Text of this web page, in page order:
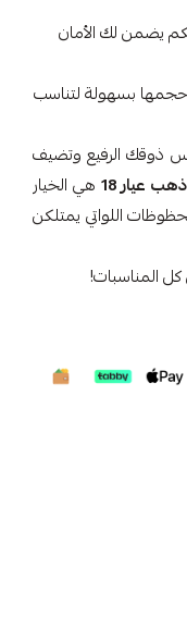
يضمن لك الأمان
بسهولة لتناسب
ذوقك الرفيع وتضيف
عيار 18
هي الخيار
اللواتي يمتلكن
كل المناسبات!